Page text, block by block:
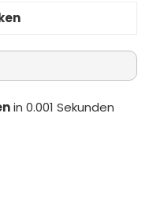
in 0.001 Sekunden